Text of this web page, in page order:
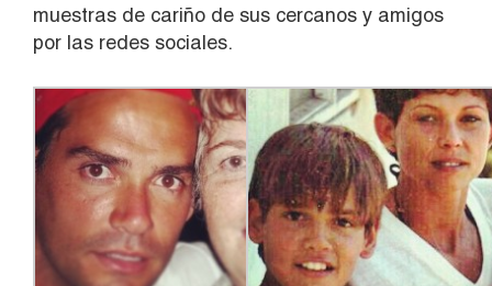
muestras de cariño de sus cercanos y amigos
por las redes sociales.